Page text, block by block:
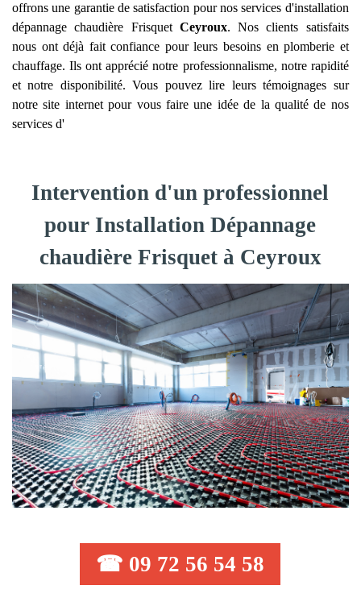
offrons une garantie de satisfaction pour nos services d'installation
dépannage chaudière Frisquet Ceyroux. Nos clients satisfaits
nous ont déjà fait confiance pour leurs besoins en plomberie et
chauffage. Ils ont apprécié notre professionnalisme, notre rapidité
et notre disponibilité. Vous pouvez lire leurs témoignages sur
notre site internet pour vous faire une idée de la qualité de nos
services d'
Intervention d'un professionnel
pour Installation Dépannage
chaudière Frisquet à Ceyroux
☎ 09 72 56 54 58